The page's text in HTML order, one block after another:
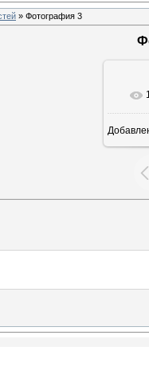
» Фотография 3